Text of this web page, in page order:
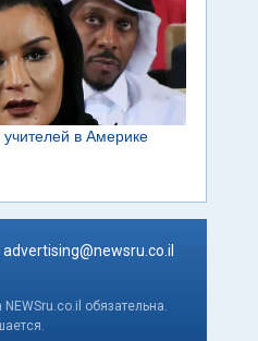
advertising@newsru.co.il
обязательна.